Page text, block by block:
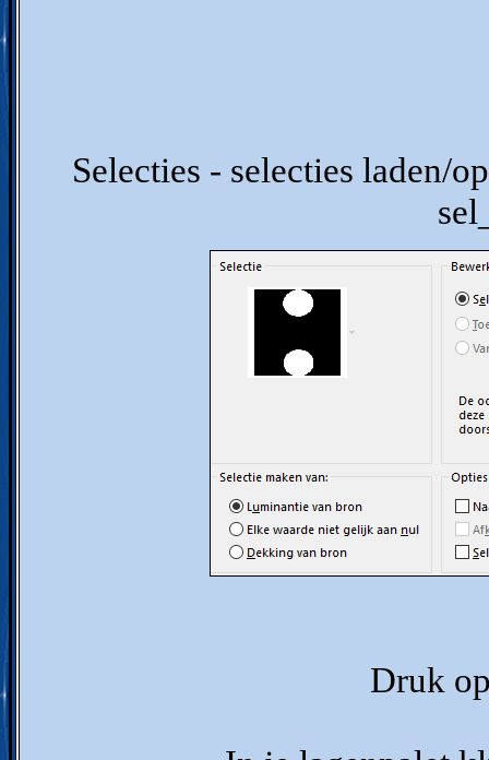
Selecties - selecties laden/
Druk